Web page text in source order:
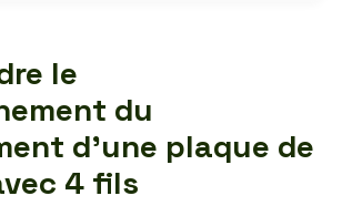
le
du
d’une plaque de
4 fils